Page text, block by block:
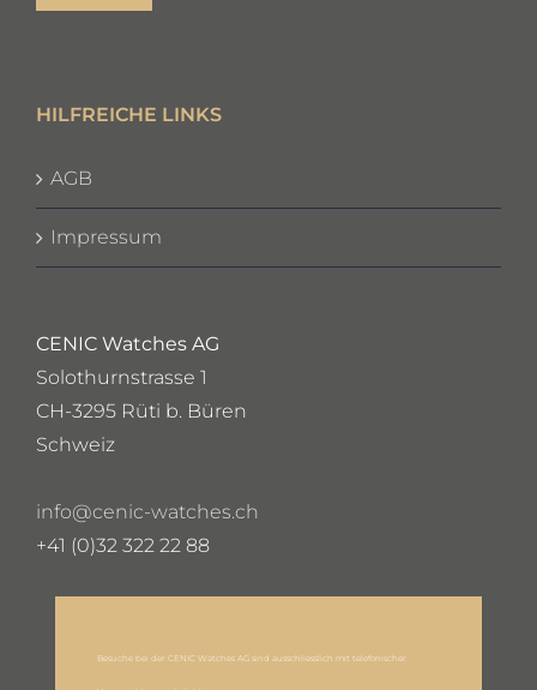
HILFREICHE LINKS
AGB
Impressum
CENIC Watches AG
Solothurnstrasse 1
CH-3295 Rüti b. Büren
Schweiz
info@cenic-watches.ch
+41 (0)32 322 22 88
Besuche bei der CENIC Watches AG sind ausschliesslich mit telefonischer